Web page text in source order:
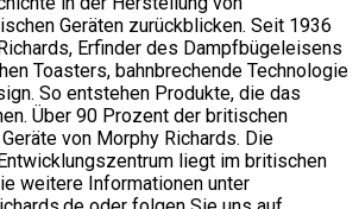
Geräten zurückblicken. Seit 1936
Erfinder des Dampfbügeleisens
Toasters, bahnbrechende Technologie
So entstehen Produkte, die das
Über 90 Prozent der britischen
von Morphy Richards. Die
liegt im britischen
weitere Informationen unter